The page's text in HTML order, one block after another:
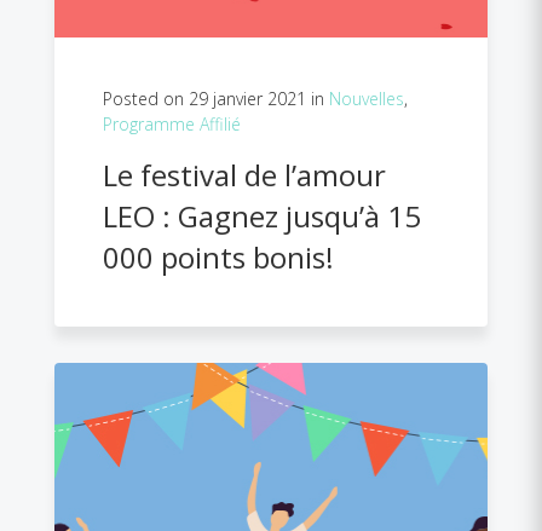
Posted on 29 janvier 2021 in Nouvelles,
Programme Affilié
Le festival de l’amour
LEO : Gagnez jusqu’à 15
000 points bonis!